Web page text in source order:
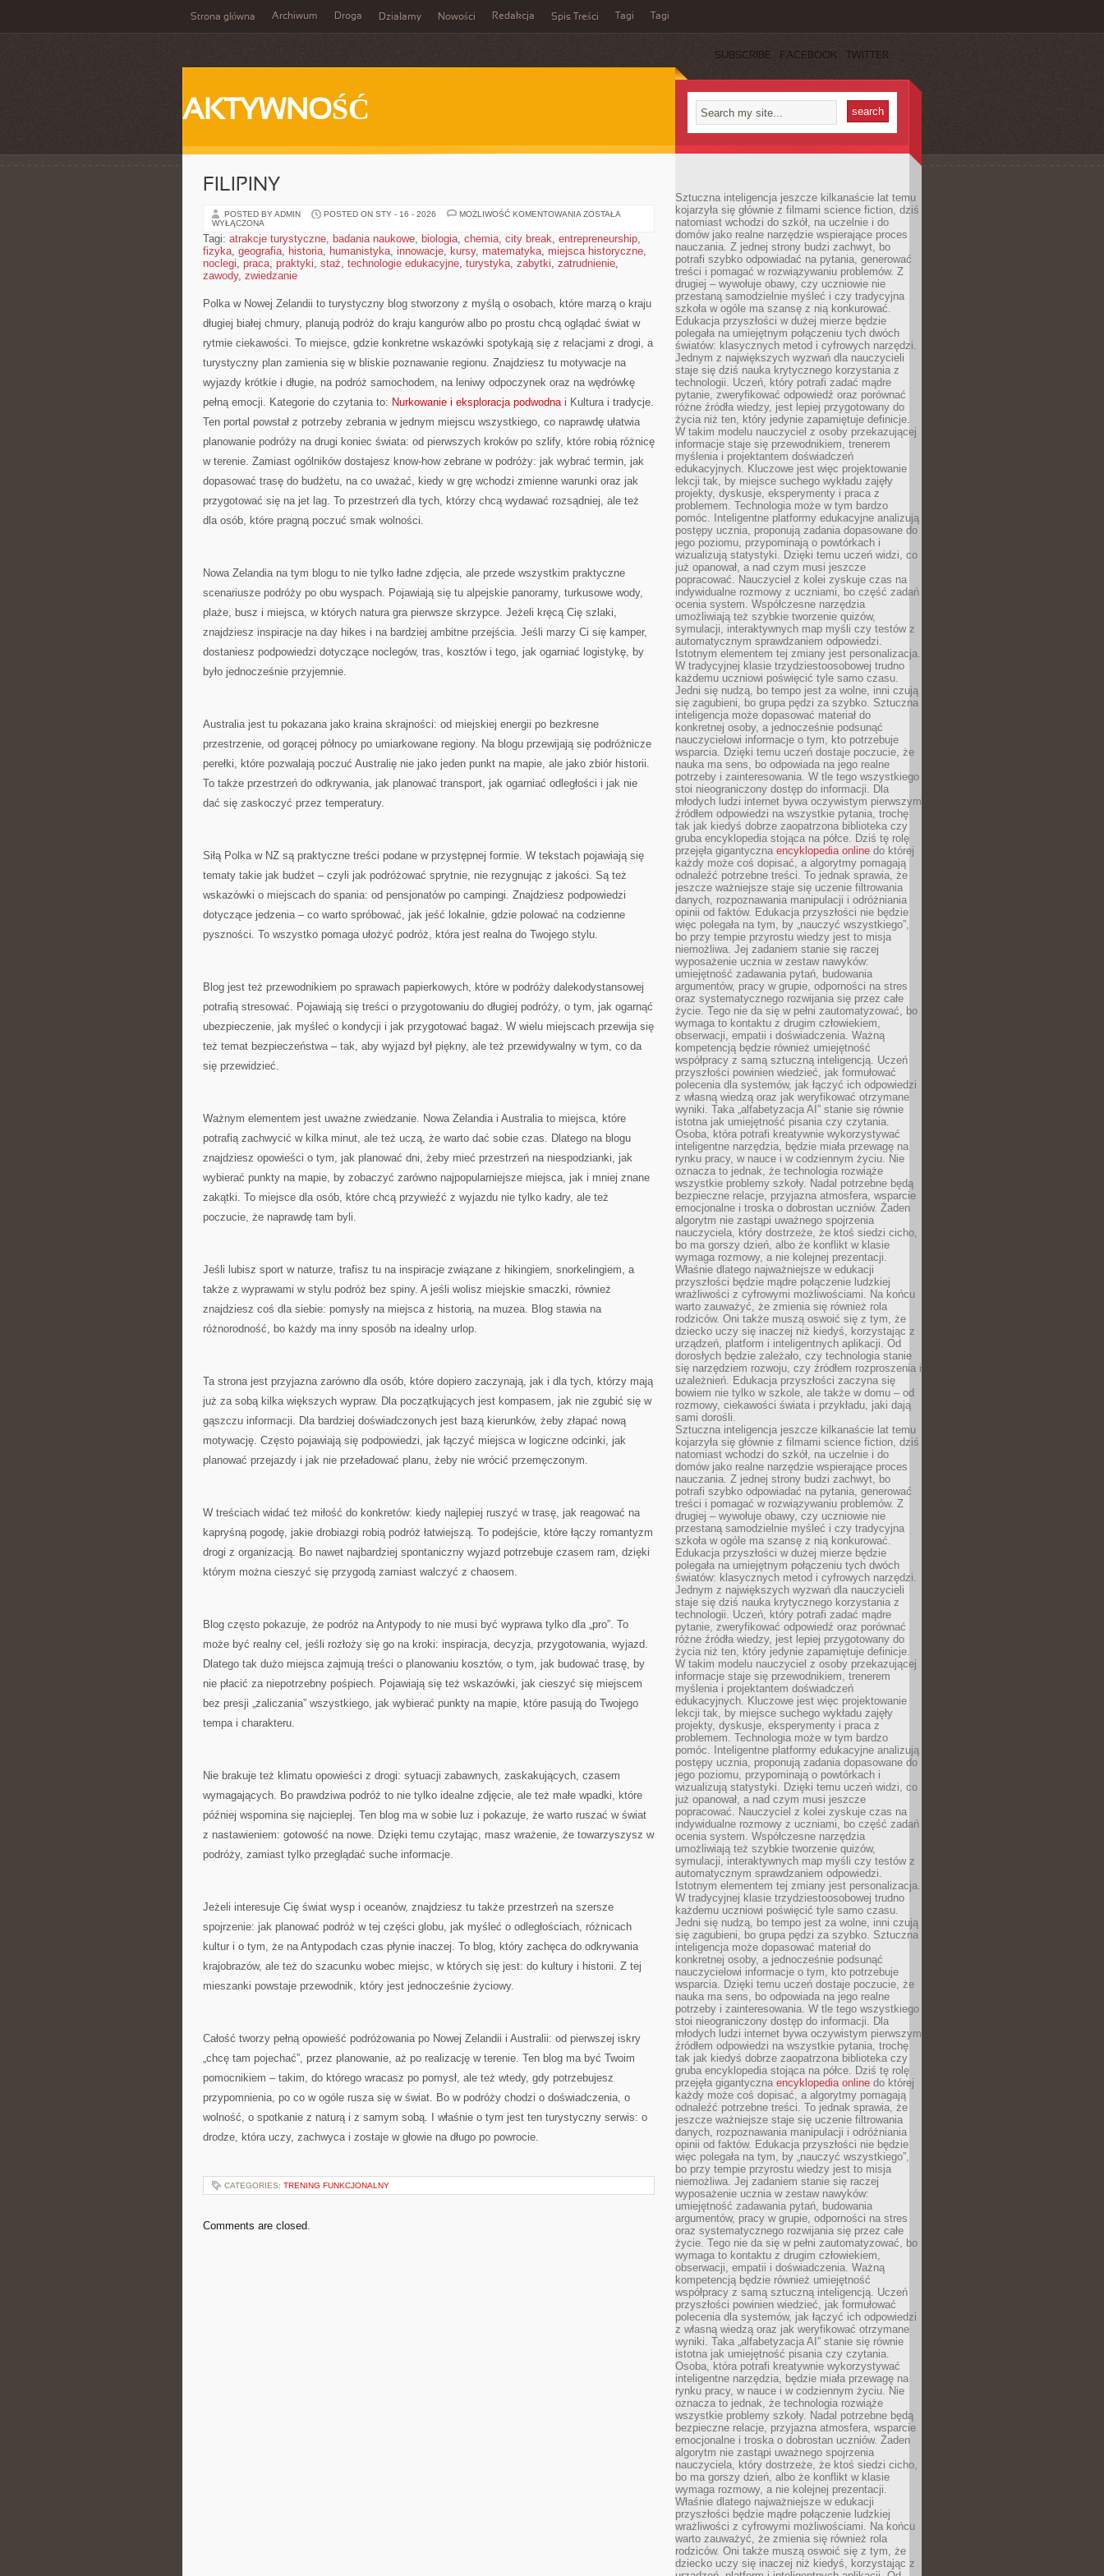
Strona główna Archiwum Droga Działamy Nowości Redakcja Spis Treści Tagi Tagi
SUBSCRIBE FACEBOOK TWITTER
AKTYWNOŚĆ
FILIPINY
POSTED BY ADMIN POSTED ON STY - 16 - 2026 MOŻLIWOŚĆ KOMENTOWANIA FILIPINY
ZOSTAŁA
WYŁĄCZONA
Tagi: atrakcje turystyczne, badania naukowe, biologia, chemia, city break, entrepreneurship,
fizyka, geografia, historia, humanistyka, innowacje, kursy, matematyka, miejsca historyczne,
noclegi, praca, praktyki, staż, technologie edukacyjne, turystyka, zabytki, zatrudnienie,
zawody, zwiedzanie
Polka w Nowej Zelandii to turystyczny blog stworzony z myślą o osobach, które marzą o kraju
długiej białej chmury, planują podróż do kraju kangurów albo po prostu chcą oglądać świat w
rytmie ciekawości. To miejsce, gdzie konkretne wskazówki spotykają się z relacjami z drogi, a
turystyczny plan zamienia się w bliskie poznawanie regionu. Znajdziesz tu motywacje na
wyjazdy krótkie i długie, na podróż samochodem, na leniwy odpoczynek oraz na wędrówkę
pełną emocji. Kategorie do czytania to: Nurkowanie i eksploracja podwodnai Kultura i tradycje.
Ten portal powstał z potrzeby zebrania w jednym miejscu wszystkiego, co naprawdę ułatwia
planowanie podróży na drugi koniec świata: od pierwszych kroków po szlify, które robią różnicę
w terenie. Zamiast ogólników dostajesz know-how zebrane w podróży: jak wybrać termin, jak
dopasować trasę do budżetu, na co uważać, kiedy w grę wchodzi zmienne warunki oraz jak
przygotować się na jet lag. To przestrzeń dla tych, którzy chcą wydawać rozsądniej, ale też
dla osób, które pragną poczuć smak wolności.
Nowa Zelandia na tym blogu to nie tylko ładne zdjęcia, ale przede wszystkim praktyczne
scenariusze podróży po obu wyspach. Pojawiają się tu alpejskie panoramy, turkusowe wody,
plaże, busz i miejsca, w których natura gra pierwsze skrzypce. Jeżeli kręcą Cię szlaki,
znajdziesz inspiracje na day hikes i na bardziej ambitne przejścia. Jeśli marzy Ci się kamper,
dostaniesz podpowiedzi dotyczące noclegów, tras, kosztów i tego, jak ogarniać logistykę, by
było jednocześnie przyjemnie.
Australia jest tu pokazana jako kraina skrajności: od miejskiej energii po bezkresne
przestrzenie, od gorącej północy po umiarkowane regiony. Na blogu przewijają się podróżnicze
perełki, które pozwalają poczuć Australię nie jako jeden punkt na mapie, ale jako zbiór historii.
To także przestrzeń do odkrywania, jak planować transport, jak ogarniać odległości i jak nie
dać się zaskoczyć przez temperatury.
Siłą Polka w NZ są praktyczne treści podane w przystępnej formie. W tekstach pojawiają się
tematy takie jak budżet – czyli jak podróżować sprytnie, nie rezygnując z jakości. Są też
wskazówki o miejscach do spania: od pensjonatów po campingi. Znajdziesz podpowiedzi
dotyczące jedzenia – co warto spróbować, jak jeść lokalnie, gdzie polować na codzienne
pyszności. To wszystko pomaga ułożyć podróż, która jest realna do Twojego stylu.
Blog jest też przewodnikiem po sprawach papierkowych, które w podróży dalekodystansowej
potrafią stresować. Pojawiają się treści o przygotowaniu do długiej podróży, o tym, jak ogarnąć
ubezpieczenie, jak myśleć o kondycji i jak przygotować bagaż. W wielu miejscach przewija się
też temat bezpieczeństwa – tak, aby wyjazd był piękny, ale też przewidywalny w tym, co da
się przewidzieć.
Ważnym elementem jest uważne zwiedzanie. Nowa Zelandia i Australia to miejsca, które
potrafią zachwycić w kilka minut, ale też uczą, że warto dać sobie czas. Dlatego na blogu
znajdziesz opowieści o tym, jak planować dni, żeby mieć przestrzeń na niespodzianki, jak
wybierać punkty na mapie, by zobaczyć zarówno najpopularniejsze miejsca, jak i mniej znane
zakątki. To miejsce dla osób, które chcą przywieźć z wyjazdu nie tylko kadry, ale też
poczucie, że naprawdę tam byli.
Jeśli lubisz sport w naturze, trafisz tu na inspiracje związane z hikingiem, snorkelingiem, a
także z wyprawami w stylu podróż bez spiny. A jeśli wolisz miejskie smaczki, również
znajdziesz coś dla siebie: pomysły na miejsca z historią, na muzea. Blog stawia na
różnorodność, bo każdy ma inny sposób na idealny urlop.
Ta strona jest przyjazna zarówno dla osób, które dopiero zaczynają, jak i dla tych, którzy mają
już za sobą kilka większych wypraw. Dla początkujących jest kompasem, jak nie zgubić się w
gąszczu informacji. Dla bardziej doświadczonych jest bazą kierunków, żeby złapać nową
motywację. Często pojawiają się podpowiedzi, jak łączyć miejsca w logiczne odcinki, jak
planować przejazdy i jak nie przeładować planu, żeby nie wrócić przemęczonym.
W treściach widać też miłość do konkretów: kiedy najlepiej ruszyć w trasę, jak reagować na
kapryśną pogodę, jakie drobiazgi robią podróż łatwiejszą. To podejście, które łączy romantyzm
drogi z organizacją. Bo nawet najbardziej spontaniczny wyjazd potrzebuje czasem ram, dzięki
którym można cieszyć się przygodą zamiast walczyć z chaosem.
Blog często pokazuje, że podróż na Antypody to nie musi być wyprawa tylko dla „pro”. To
może być realny cel, jeśli rozłoży się go na kroki: inspiracja, decyzja, przygotowania, wyjazd.
Dlatego tak dużo miejsca zajmują treści o planowaniu kosztów, o tym, jak budować trasę, by
nie płacić za niepotrzebny pośpiech. Pojawiają się też wskazówki, jak cieszyć się miejscem
bez presji „zaliczania” wszystkiego, jak wybierać punkty na mapie, które pasują do Twojego
tempa i charakteru.
Nie brakuje też klimatu opowieści z drogi: sytuacji zabawnych, zaskakujących, czasem
wymagających. Bo prawdziwa podróż to nie tylko idealne zdjęcie, ale też małe wpadki, które
później wspomina się najcieplej. Ten blog ma w sobie luz i pokazuje, że warto ruszać w świat
z nastawieniem: gotowość na nowe. Dzięki temu czytając, masz wrażenie, że towarzyszysz w
podróży, zamiast tylko przeglądać suche informacje.
Jeżeli interesuje Cię świat wysp i oceanów, znajdziesz tu także przestrzeń na szersze
spojrzenie: jak planować podróż w tej części globu, jak myśleć o odległościach, różnicach
kultur i o tym, że na Antypodach czas płynie inaczej. To blog, który zachęca do odkrywania
krajobrazów, ale też do szacunku wobec miejsc, w których się jest: do kultury i historii. Z tej
mieszanki powstaje przewodnik, który jest jednocześnie życiowy.
Całość tworzy pełną opowieść podróżowania po Nowej Zelandii i Australii: od pierwszej iskry
„chcę tam pojechać”, przez planowanie, aż po realizację w terenie. Ten blog ma być Twoim
pomocnikiem – takim, do którego wracasz po pomysł, ale też wtedy, gdy potrzebujesz
przypomnienia, po co w ogóle rusza się w świat. Bo w podróży chodzi o doświadczenia, o
wolność, o spotkanie z naturą i z samym sobą. I właśnie o tym jest ten turystyczny serwis: o
drodze, która uczy, zachwyca i zostaje w głowie na długo po powrocie.
CATEGORIES: TRENING FUNKCJONALNY
Comments are closed.
Sztuczna inteligencja jeszcze kilkanaście lat temu
kojarzyła się głównie z filmami science fiction, dziś
natomiast wchodzi do szkół, na uczelnie i do
domów jako realne narzędzie wspierające proces
nauczania. Z jednej strony budzi zachwyt, bo
potrafi szybko odpowiadać na pytania, generować
treści i pomagać w rozwiązywaniu problemów. Z
drugiej – wywołuje obawy, czy uczniowie nie
przestaną samodzielnie myśleć i czy tradycyjna
szkoła w ogóle ma szansę z nią konkurować.
Edukacja przyszłości w dużej mierze będzie
polegała na umiejętnym połączeniu tych dwóch
światów: klasycznych metod i cyfrowych narzędzi.
Jednym z największych wyzwań dla nauczycieli
staje się dziś nauka krytycznego korzystania z
technologii. Uczeń, który potrafi zadać mądre
pytanie, zweryfikować odpowiedź oraz porównać
różne źródła wiedzy, jest lepiej przygotowany do
życia niż ten, który jedynie zapamiętuje definicje.
W takim modelu nauczyciel z osoby przekazującej
informacje staje się przewodnikiem, trenerem
myślenia i projektantem doświadczeń
edukacyjnych. Kluczowe jest więc projektowanie
lekcji tak, by miejsce suchego wykładu zajęły
projekty, dyskusje, eksperymenty i praca z
problemem. Technologia może w tym bardzo
pomóc. Inteligentne platformy edukacyjne analizują
postępy ucznia, proponują zadania dopasowane do
jego poziomu, przypominają o powtórkach i
wizualizują statystyki. Dzięki temu uczeń widzi, co
już opanował, a nad czym musi jeszcze
popracować. Nauczyciel z kolei zyskuje czas na
indywidualne rozmowy z uczniami, bo część zadań
ocenia system. Współczesne narzędzia
umożliwiają też szybkie tworzenie quizów,
symulacji, interaktywnych map myśli czy testów z
automatycznym sprawdzaniem odpowiedzi.
Istotnym elementem tej zmiany jest personalizacja.
W tradycyjnej klasie trzydziestoosobowej trudno
każdemu uczniowi poświęcić tyle samo czasu.
Jedni się nudzą, bo tempo jest za wolne, inni czują
się zagubieni, bo grupa pędzi za szybko. Sztuczna
inteligencja może dopasować materiał do
konkretnej osoby, a jednocześnie podsunąć
nauczycielowi informacje o tym, kto potrzebuje
wsparcia. Dzięki temu uczeń dostaje poczucie, że
nauka ma sens, bo odpowiada na jego realne
potrzeby i zainteresowania. W tle tego wszystkiego
stoi nieograniczony dostęp do informacji. Dla
młodych ludzi internet bywa oczywistym pierwszym
źródłem odpowiedzi na wszystkie pytania, trochę
tak jak kiedyś dobrze zaopatrzona biblioteka czy
gruba encyklopedia stojąca na półce. Dziś tę rolę
przejęła gigantyczna encyklopedia online do której
każdy może coś dopisać, a algorytmy pomagają
odnaleźć potrzebne treści. To jednak sprawia, że
jeszcze ważniejsze staje się uczenie filtrowania
danych, rozpoznawania manipulacji i odróżniania
opinii od faktów. Edukacja przyszłości nie będzie
więc polegała na tym, by „nauczyć wszystkiego”,
bo przy tempie przyrostu wiedzy jest to misja
niemożliwa. Jej zadaniem stanie się raczej
wyposażenie ucznia w zestaw nawyków:
umiejętność zadawania pytań, budowania
argumentów, pracy w grupie, odporności na stres
oraz systematycznego rozwijania się przez całe
życie. Tego nie da się w pełni zautomatyzować, bo
wymaga to kontaktu z drugim człowiekiem,
obserwacji, empatii i doświadczenia. Ważną
kompetencją będzie również umiejętność
współpracy z samą sztuczną inteligencją. Uczeń
przyszłości powinien wiedzieć, jak formułować
polecenia dla systemów, jak łączyć ich odpowiedzi
z własną wiedzą oraz jak weryfikować otrzymane
wyniki. Taka „alfabetyzacja AI” stanie się równie
istotna jak umiejętność pisania czy czytania.
Osoba, która potrafi kreatywnie wykorzystywać
inteligentne narzędzia, będzie miała przewagę na
rynku pracy, w nauce i w codziennym życiu. Nie
oznacza to jednak, że technologia rozwiąże
wszystkie problemy szkoły. Nadal potrzebne będą
bezpieczne relacje, przyjazna atmosfera, wsparcie
emocjonalne i troska o dobrostan uczniów. Żaden
algorytm nie zastąpi uważnego spojrzenia
nauczyciela, który dostrzeże, że ktoś siedzi cicho,
bo ma gorszy dzień, albo że konflikt w klasie
wymaga rozmowy, a nie kolejnej prezentacji.
Właśnie dlatego najważniejsze w edukacji
przyszłości będzie mądre połączenie ludzkiej
wrażliwości z cyfrowymi możliwościami. Na końcu
warto zauważyć, że zmienia się również rola
rodziców. Oni także muszą oswoić się z tym, że
dziecko uczy się inaczej niż kiedyś, korzystając z
urządzeń, platform i inteligentnych aplikacji. Od
dorosłych będzie zależało, czy technologia stanie
się narzędziem rozwoju, czy źródłem rozproszenia i
uzależnień. Edukacja przyszłości zaczyna się
bowiem nie tylko w szkole, ale także w domu – od
rozmowy, ciekawości świata i przykładu, jaki dają
sami dorośli.
Sztuczna inteligencja jeszcze kilkanaście lat temu
kojarzyła się głównie z filmami science fiction, dziś
natomiast wchodzi do szkół, na uczelnie i do
domów jako realne narzędzie wspierające proces
nauczania. Z jednej strony budzi zachwyt, bo
potrafi szybko odpowiadać na pytania, generować
treści i pomagać w rozwiązywaniu problemów. Z
drugiej – wywołuje obawy, czy uczniowie nie
przestaną samodzielnie myśleć i czy tradycyjna
szkoła w ogóle ma szansę z nią konkurować.
Edukacja przyszłości w dużej mierze będzie
polegała na umiejętnym połączeniu tych dwóch
światów: klasycznych metod i cyfrowych narzędzi.
Jednym z największych wyzwań dla nauczycieli
staje się dziś nauka krytycznego korzystania z
technologii. Uczeń, który potrafi zadać mądre
pytanie, zweryfikować odpowiedź oraz porównać
różne źródła wiedzy, jest lepiej przygotowany do
życia niż ten, który jedynie zapamiętuje definicje.
W takim modelu nauczyciel z osoby przekazującej
informacje staje się przewodnikiem, trenerem
myślenia i projektantem doświadczeń
edukacyjnych. Kluczowe jest więc projektowanie
lekcji tak, by miejsce suchego wykładu zajęły
projekty, dyskusje, eksperymenty i praca z
problemem. Technologia może w tym bardzo
pomóc. Inteligentne platformy edukacyjne analizują
postępy ucznia, proponują zadania dopasowane do
jego poziomu, przypominają o powtórkach i
wizualizują statystyki. Dzięki temu uczeń widzi, co
już opanował, a nad czym musi jeszcze
popracować. Nauczyciel z kolei zyskuje czas na
indywidualne rozmowy z uczniami, bo część zadań
ocenia system. Współczesne narzędzia
umożliwiają też szybkie tworzenie quizów,
symulacji, interaktywnych map myśli czy testów z
automatycznym sprawdzaniem odpowiedzi.
Istotnym elementem tej zmiany jest personalizacja.
W tradycyjnej klasie trzydziestoosobowej trudno
każdemu uczniowi poświęcić tyle samo czasu.
Jedni się nudzą, bo tempo jest za wolne, inni czują
się zagubieni, bo grupa pędzi za szybko. Sztuczna
inteligencja może dopasować materiał do
konkretnej osoby, a jednocześnie podsunąć
nauczycielowi informacje o tym, kto potrzebuje
wsparcia. Dzięki temu uczeń dostaje poczucie, że
nauka ma sens, bo odpowiada na jego realne
potrzeby i zainteresowania. W tle tego wszystkiego
stoi nieograniczony dostęp do informacji. Dla
młodych ludzi internet bywa oczywistym pierwszym
źródłem odpowiedzi na wszystkie pytania, trochę
tak jak kiedyś dobrze zaopatrzona biblioteka czy
gruba encyklopedia stojąca na półce. Dziś tę rolę
przejęła gigantyczna encyklopedia online do której
każdy może coś dopisać, a algorytmy pomagają
odnaleźć potrzebne treści. To jednak sprawia, że
jeszcze ważniejsze staje się uczenie filtrowania
danych, rozpoznawania manipulacji i odróżniania
opinii od faktów. Edukacja przyszłości nie będzie
więc polegała na tym, by „nauczyć wszystkiego”,
bo przy tempie przyrostu wiedzy jest to misja
niemożliwa. Jej zadaniem stanie się raczej
wyposażenie ucznia w zestaw nawyków:
umiejętność zadawania pytań, budowania
argumentów, pracy w grupie, odporności na stres
oraz systematycznego rozwijania się przez całe
życie. Tego nie da się w pełni zautomatyzować, bo
wymaga to kontaktu z drugim człowiekiem,
obserwacji, empatii i doświadczenia. Ważną
kompetencją będzie również umiejętność
współpracy z samą sztuczną inteligencją. Uczeń
przyszłości powinien wiedzieć, jak formułować
polecenia dla systemów, jak łączyć ich odpowiedzi
z własną wiedzą oraz jak weryfikować otrzymane
wyniki. Taka „alfabetyzacja AI” stanie się równie
istotna jak umiejętność pisania czy czytania.
Osoba, która potrafi kreatywnie wykorzystywać
inteligentne narzędzia, będzie miała przewagę na
rynku pracy, w nauce i w codziennym życiu. Nie
oznacza to jednak, że technologia rozwiąże
wszystkie problemy szkoły. Nadal potrzebne będą
bezpieczne relacje, przyjazna atmosfera, wsparcie
emocjonalne i troska o dobrostan uczniów. Żaden
algorytm nie zastąpi uważnego spojrzenia
nauczyciela, który dostrzeże, że ktoś siedzi cicho,
bo ma gorszy dzień, albo że konflikt w klasie
wymaga rozmowy, a nie kolejnej prezentacji.
Właśnie dlatego najważniejsze w edukacji
przyszłości będzie mądre połączenie ludzkiej
wrażliwości z cyfrowymi możliwościami. Na końcu
warto zauważyć, że zmienia się również rola
rodziców. Oni także muszą oswoić się z tym, że
dziecko uczy się inaczej niż kiedyś, korzystając z